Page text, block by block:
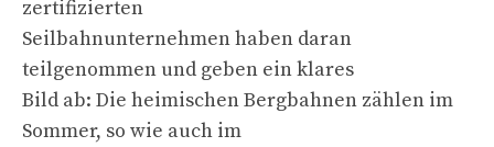
zertifizierten
Seilbahnunternehmen haben daran
teilgenommen und geben ein klares
Bild ab: Die heimischen Bergbahnen zählen im
Sommer, so wie auch im